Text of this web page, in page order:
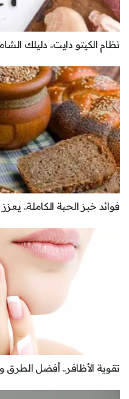
نظام الكيتو دايت.. دليلك
فوائد خبز الحبة الكاملة..
تقوية الأظافر.. أفضل الطرق